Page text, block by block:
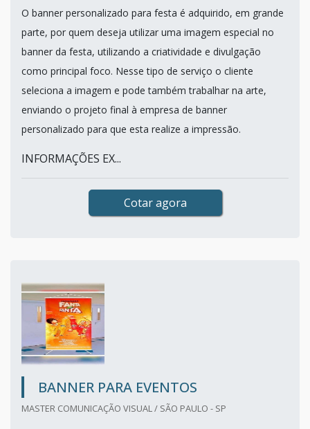
O banner personalizado para festa é adquirido, em grande
parte, por quem deseja utilizar uma imagem especial no
banner da festa, utilizando a criatividade e divulgação
como principal foco. Nesse tipo de serviço o cliente
seleciona a imagem e pode também trabalhar na arte,
enviando o projeto final à empresa de banner
personalizado para que esta realize a impressão.
INFORMAÇÕES EX...
Cotar agora
BANNER PARA EVENTOS
MASTER COMUNICAÇÃO VISUAL / SÃO PAULO - SP